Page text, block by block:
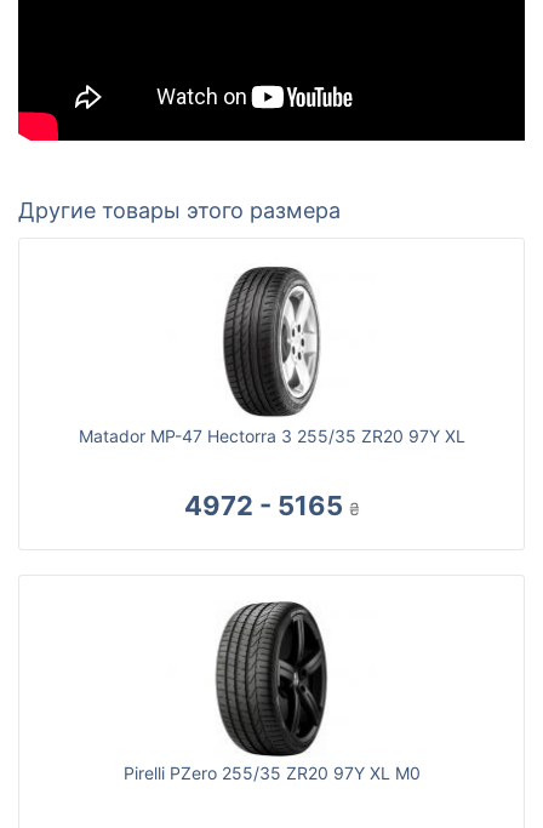
Другие товары этого размера
Matador MP-47 Hectorra 3 255/35 ZR20 97Y XL
4972 - 5165 ₴
Pirelli PZero 255/35 ZR20 97Y XL M0